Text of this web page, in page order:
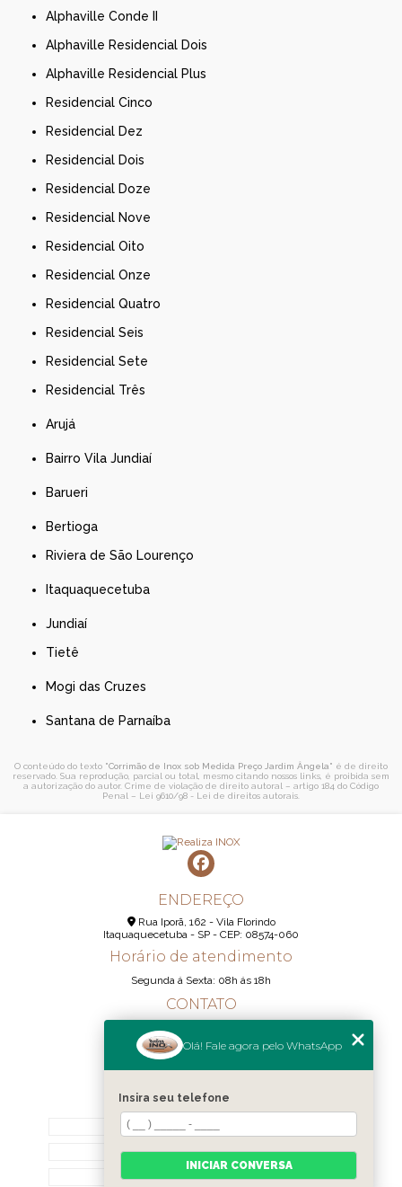
Alphaville Conde II
Alphaville Residencial Dois
Alphaville Residencial Plus
Residencial Cinco
Residencial Dez
Residencial Dois
Residencial Doze
Residencial Nove
Residencial Oito
Residencial Onze
Residencial Quatro
Residencial Seis
Residencial Sete
Residencial Três
Arujá
Bairro Vila Jundiaí
Barueri
Bertioga
Riviera de São Lourenço
Itaquaquecetuba
Jundiaí
Tietê
Mogi das Cruzes
Santana de Parnaíba
O conteúdo do texto "Corrimão de Inox sob Medida Preço Jardim Ângela" é de direito
reservado. Sua reprodução, parcial ou total, mesmo citando nossos links, é proibida sem
a autorização do autor. Crime de violação de direito autoral – artigo 184 do Código
Penal – Lei 9610/98 - Lei de direitos autorais
ENDEREÇO
Rua Iporã, 162 - Vila Florindo
Itaquaquecetuba - SP - CEP: 08574-060
Horário de atendimento
Segunda á Sexta: 08h ás 18h
CONTATO
(11) 98189-1344
MENU
HOME
QUEM SOMOS
CONTATO
Olá! Fale agora pelo WhatsApp
Insira seu telefone
INICIAR CONVERSA